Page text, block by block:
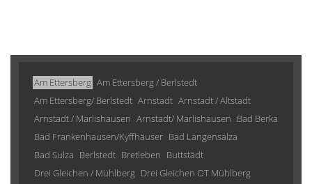
Am Ettersberg Am Ettersberg / Berlstedt
Am Ettersberg/ Berlstedt Arnstadt Arnstadt / Altstadt
Arnstadt / Marlishausen Arnstadt/ Marlishausen Bad Berka
Bad Frankenhausen/Kyffhäuser Bad Langensalza
Bad Sulza Berlstedt Bretleben Buttstädt
Drei Gleichen / Mühlberg Drei Gleichen OT Mühlberg